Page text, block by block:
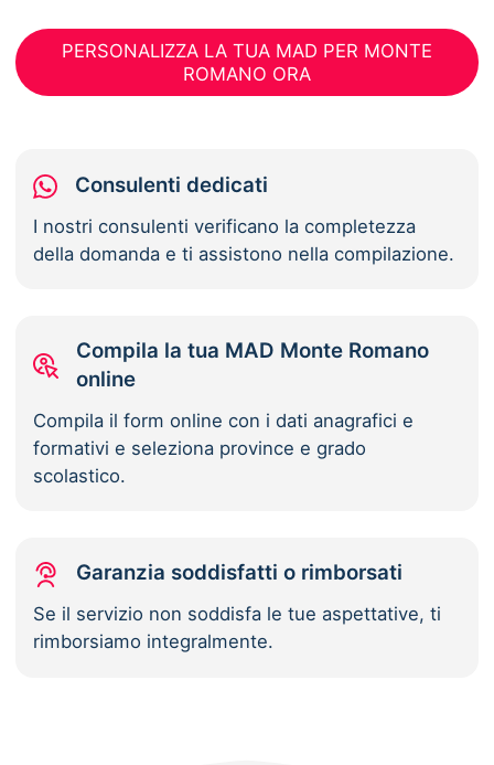
PERSONALIZZA LA TUA MAD PER MONTE
ROMANO ORA
Consulenti dedicati
I nostri consulenti verificano la completezza
della domanda e ti assistono nella compilazione.
Compila la tua MAD Monte Romano
online
Compila il form online con i dati anagrafici e
formativi e seleziona province e grado
scolastico.
Garanzia soddisfatti o rimborsati
Se il servizio non soddisfa le tue aspettative, ti
rimborsiamo integralmente.